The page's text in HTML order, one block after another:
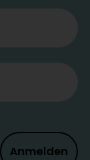
Anmelden